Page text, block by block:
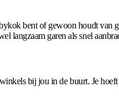
bent of gewoon houdt van
langzaam garen als snel
bij jou in de buurt. Je